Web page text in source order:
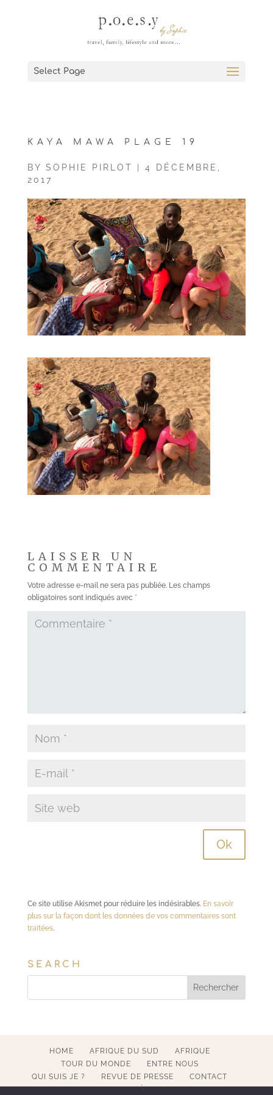
Select Page
KAYA MAWA PLAGE 19
BY SOPHIE PIRLOT
4 DÉCEMBRE,
2017
LAISSER UN
COMMENTAIRE
Votre adresse e-mail ne sera pas publiée. Les champs
obligatoires sont indiqués avec *
Ce site utilise Akismet pour réduire les indésirables. En savoir
plus sur la façon dont les données de vos commentaires sont
traitées.
SEARCH
HOME AFRIQUE DU SUD
AFRIQUE
TOUR DU MONDE
ENTRE NOUS
QUI SUIS JE ?
REVUE DE PRESSE
CONTACT